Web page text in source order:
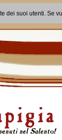
dei suoi utenti. Se